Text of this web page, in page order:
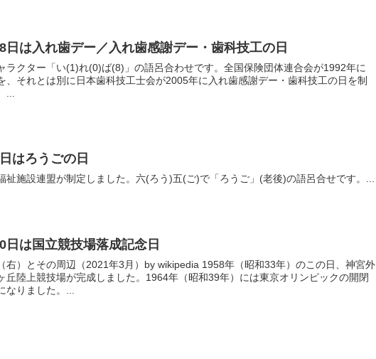
日は入れ歯デー／入れ歯感謝デー・歯科技工の日
ラクター「い(1)れ(0)ば(8)」の語呂合わせです。全国保険団体連合会が1992年に
、それとは別に日本歯科技工士会が2005年に入れ歯感謝デー・歯科技工の日を制
...
はろうごの日
祉施設連盟が制定しました。六(ろう)五(ご)で「ろうご」(老後)の語呂合せです。...
日は国立競技場落成記念日
右）とその周辺（2021年3月）by wikipedia 1958年（昭和33年）のこの日、神宮外
丘陸上競技場が完成しました。1964年（昭和39年）には東京オリンピックの開閉
なりました。...